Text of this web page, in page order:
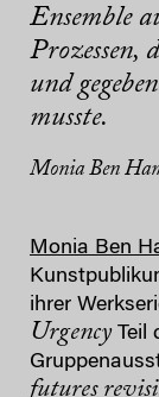
Ensemble
Prozessen,
und
musste.
Monia Ben
Monia Ben
ihrer
UrgencyTeil
futures